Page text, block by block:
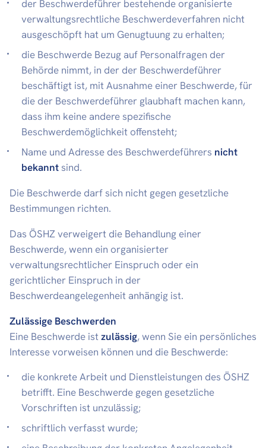
der Beschwerdeführer bestehende organisierte
verwaltungsrechtliche Beschwerdeverfahren nicht
ausgeschöpft hat um Genugtuung zu erhalten;
die Beschwerde Bezug auf Personalfragen der
Behörde nimmt, in der der Beschwerdeführer
beschäftigt ist, mit Ausnahme einer Beschwerde, für
die der Beschwerdeführer glaubhaft machen kann,
dass ihm keine andere spezifische
Beschwerdemöglichkeit offensteht;
Name und Adresse des Beschwerdeführers nicht
bekanntsind.
Die Beschwerde darf sich nicht gegen gesetzliche
Bestimmungen richten.
Das ÖSHZ verweigert die Behandlung einer
Beschwerde, wenn ein organisierter
verwaltungsrechtlicher Einspruch oder ein
gerichtlicher Einspruch in der
Beschwerdeangelegenheit anhängig ist.
Zulässige Beschwerden
Eine Beschwerde istzulässig, wenn Sie ein persönliches
Interesse vorweisen können und die Beschwerde:
die konkrete Arbeit und Dienstleistungen des ÖSHZ
betrifft. Eine Beschwerde gegen gesetzliche
Vorschriften ist unzulässig;
schriftlich verfasst wurde;